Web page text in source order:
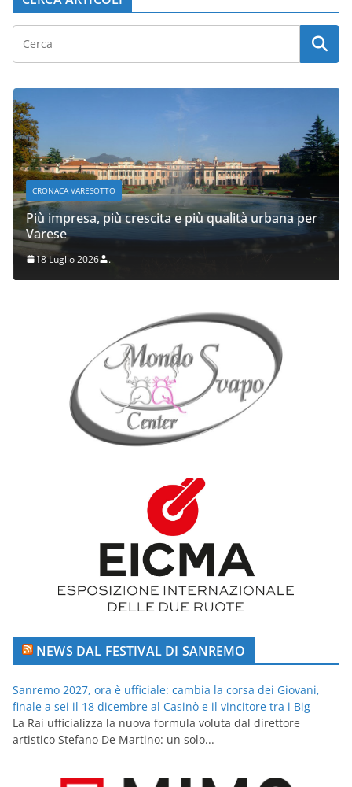
CRONACA VARESOTTO
Più impresa, più crescita e più qualità urbana per
Varese
18 Luglio 2026 .
NEWS DAL FESTIVAL DI SANREMO
Sanremo 2027, ora è ufficiale: cambia la corsa dei Giovani,
finale a sei il 18 dicembre al Casinò e il vincitore tra i Big
La Rai ufficializza la nuova formula voluta dal direttore
artistico Stefano De Martino: un solo...